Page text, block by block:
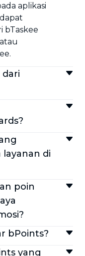
aplikasi
bTaskee
Anda akan
dapatkan
peringkat
tergantung
di
Poin yang
poin
tidak
bPoints?
yang